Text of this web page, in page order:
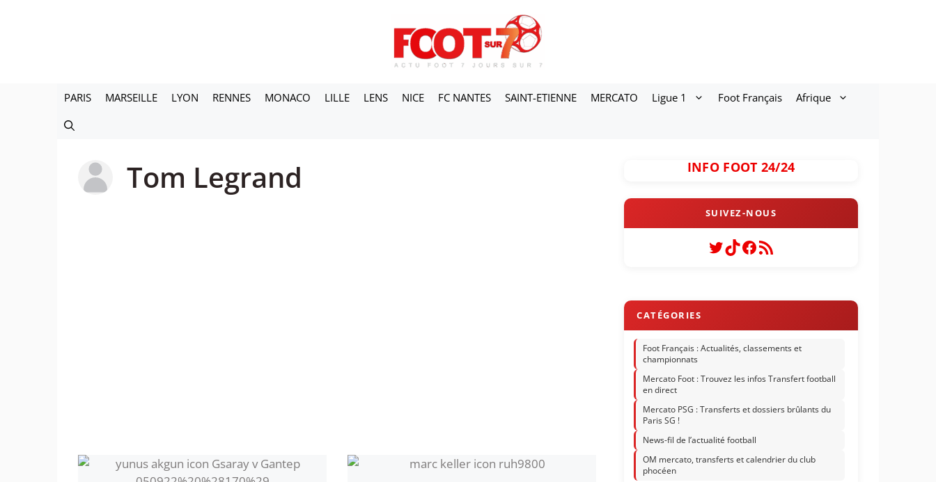
PARIS MARSEILLE LYON RENNES MONACO LILLE LENS NICE FC NANTES SAINT-ETIENNE MERCATO Ligue 1 Foot Français Afrique
Tom Legrand INFO FOOT 24/24
Twitter
TikTok
Facebook
Flux RSS
Foot Français : Actualités, classements et
championnats
Mercato Foot : Trouvez les infos Transfert football
en direct
Mercato PSG : Transferts et dossiers brûlants du
Paris SG !
News-fil de l’actualité football
OM mercato, transferts et calendrier du club
phocéen